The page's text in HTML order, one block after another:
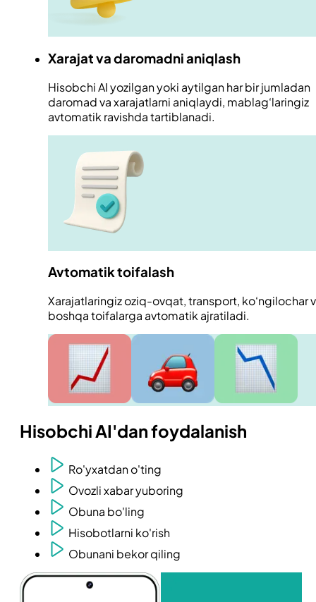
Xarajat va daromadni aniqlash
Hisobchi AI yozilgan yoki aytilgan har bir jumladan
daromad va xarajatlarni aniqlaydi, mablag‘laringiz
avtomatik ravishda tartiblanadi.
Avtomatik toifalash
Xarajatlaringiz oziq-ovqat, transport, ko‘ngilochar
boshqa toifalarga avtomatik ajratiladi.
Hisobchi AI'dan foydalanish
Ro'yxatdan o'ting
Ovozli xabar yuboring
Obuna bo'ling
Hisobotlarni ko'rish
Obunani bekor qiling